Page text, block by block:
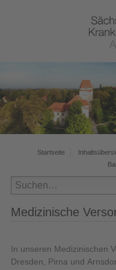
Startseite
Medizinische
In unseren Medizinischen
Dresden, Pirna und